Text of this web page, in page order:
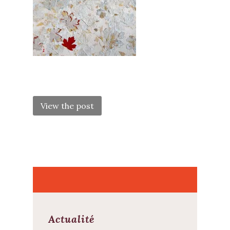
NAVIGATION
View the post
Actualité